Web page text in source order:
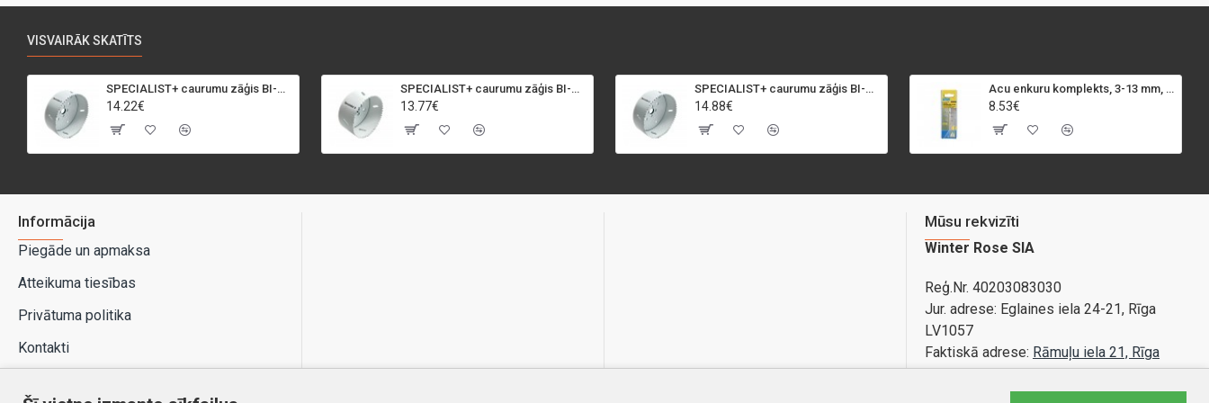
VISVAIRĀK SKATĪTS
SPECIALIST+ caurumu zāģis BI-METAL, 95 mm
14.22€
SPECIALIST+ caurumu zāģis BI-METAL, 92 mm
13.77€
SPECIALIST+ caurumu zāģis BI-METAL, 98 mm
14.88€
Acu enkuru komplekts, 3-13 mm, Rapid, 12 gab.
8.53€
Informācija
Piegāde un apmaksa
Atteikuma tiesības
Privātuma politika
Kontakti
Mūsu rekvizīti
Winter Rose SIA
Reģ.Nr. 40203083030
Jur. adrese: Eglaines iela 24-21, Rīga
LV1057
Faktiskā adrese: Rāmuļu iela 21, Rīga
Bankas konts: LV89PARX0020365840001